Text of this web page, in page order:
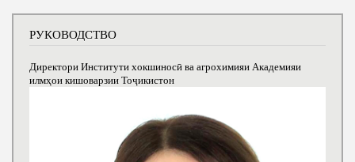
РУКОВОДСТВО
Директори Институти хокшиносӣ ва агрохимияи Академияи
илмҳои кишоварзии Тоҷикистон